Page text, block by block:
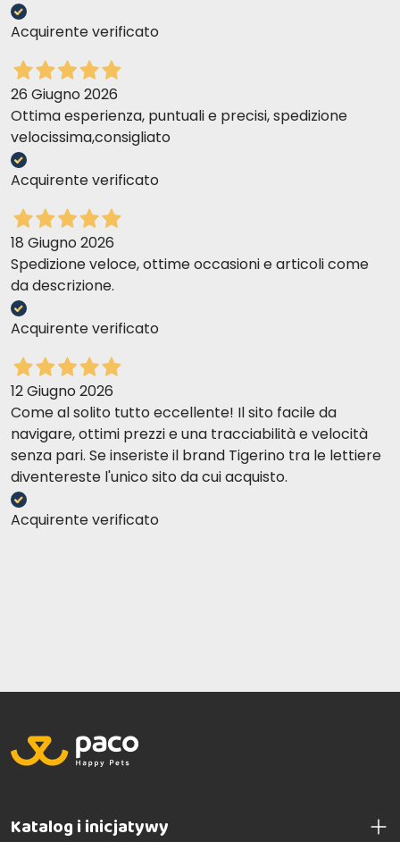
Acquirente verificato
26 Giugno 2026
Ottima esperienza, puntuali e precisi, spedizione
velocissima,consigliato
Acquirente verificato
18 Giugno 2026
Spedizione veloce, ottime occasioni e articoli come
da descrizione.
Acquirente verificato
12 Giugno 2026
Come al solito tutto eccellente! Il sito facile da
navigare, ottimi prezzi e una tracciabilità e velocità
senza pari. Se inseriste il brand Tigerino tra le lettiere
diventereste l'unico sito da cui acquisto.
Acquirente verificato
Katalog i inicjatywy